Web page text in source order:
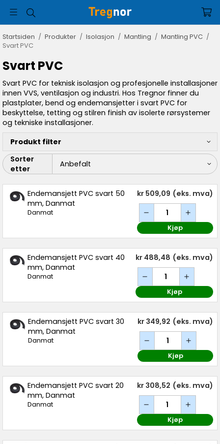
Startsiden / Produkter / Isolasjon / Mantling / Mantling PVC /
Svart PVC
Svart PVC
Svart PVC for teknisk isolasjon og profesjonelle installasjoner
innen VVS, ventilasjon og industri. Hos Tregnor finner du
plastplater, bend og endemansjetter i svart PVC for
beskyttelse, tetting og stilren finish av isolerte rørsystemer
og tekniske installasjoner.
Produkt filter
Sorter
etter
Endemansjett PVC svart 50
mm, Danmat
Danmat
kr 509,09 (eks. mva)
Kjøp
Endemansjett PVC svart 40
mm, Danmat
Danmat
kr 488,48 (eks. mva)
Kjøp
Endemansjett PVC svart 30
mm, Danmat
Danmat
kr 349,92 (eks. mva)
Kjøp
Endemansjett PVC svart 20
mm, Danmat
Danmat
kr 308,52 (eks. mva)
Kjøp